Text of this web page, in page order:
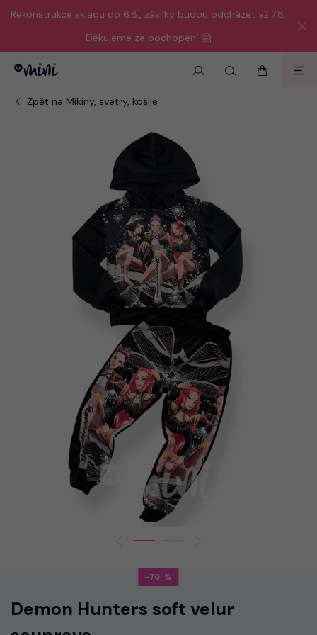
Rekonstrukce skladu do 6.8., zásilky budou odcházet až 7.8.
Děkujeme za pochopení 🤗
-70
Demon Hunters soft velur